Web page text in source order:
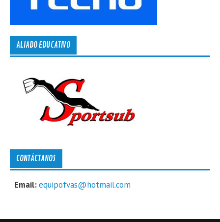
ALIADO EDUCATIVO
CONTÁCTANOS
Email:equipofvas@hotmail.com